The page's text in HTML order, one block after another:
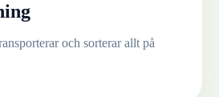
och sorterar allt på